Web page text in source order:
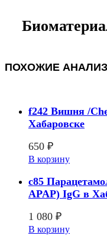
ПОХОЖИЕ
f242 Вишня /
Хабаровске
650 ₽
В корзину
c85
APAP) IgG в
1 080 ₽
В корзину